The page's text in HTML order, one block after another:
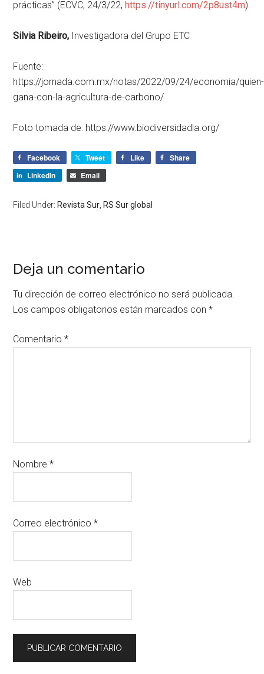
prácticas” (ECVC, 24/3/22,https://tinyurl.com/2p8ust4m).
Silvia Ribeiro, Investigadora del Grupo ETC
Fuente:
https://jornada.com.mx/notas/2022/09/24/economia/quien-
gana-con-la-agricultura-de-carbono/
Foto tomada de: https://www.biodiversidadla.org/
Facebook Tweet Like
Share
LinkedIn
Email
Filed Under: Revista Sur RS Sur global
Deja un comentario
Tu dirección de correo electrónico no será publicada.
Los campos obligatorios están marcados con*
Comentario*
Nombre*
Correo electrónico*
Web